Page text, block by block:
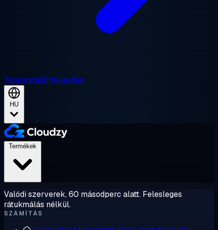
TámogatásÉrtékesítés
HU
Valódi szerverek, 60 másodperc alatt. Felesleges
rátukmálás nélkül.
SZÁMÍTÁS